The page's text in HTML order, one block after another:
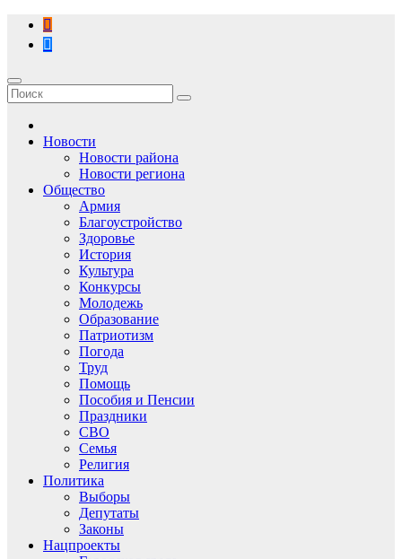
Перейти
содержимому
Новости
Новости района
Новости региона
Общество
Армия
Благоустройство
Здоровье
История
Культура
Конкурсы
Молодежь
Образование
Патриотизм
Погода
Труд
Помощь
Пособия и Пенсии
Праздники
СВО
Семья
Религия
Политика
Выборы
Депутаты
Законы
Нацпроекты